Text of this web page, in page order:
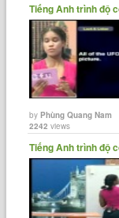
Tiếng Anh trình độ
byPhùng Quang Nam
2242 views
Tiếng Anh trình độ